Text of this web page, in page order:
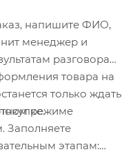
напишите ФИО,
менеджер и
разговора
товара на
только ждать
режиме
Заполняете
этапам: